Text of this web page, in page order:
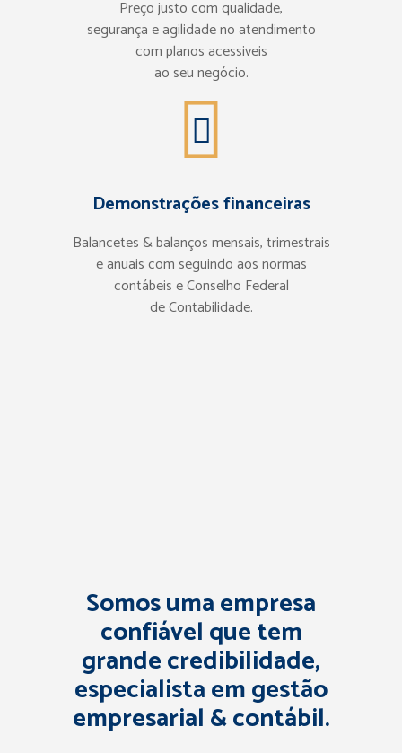
Preço justo com qualidade,
segurança e agilidade no atendimento
com planos acessiveis
ao seu negócio.
Demonstrações financeiras
Balancetes & balanços mensais, trimestrais
e anuais com seguindo aos normas
contábeis e Conselho Federal
de Contabilidade.
Somos umaempresa
confiávelque tem
grande credibilidade,
especialista em gestão
empresarial & contábil.